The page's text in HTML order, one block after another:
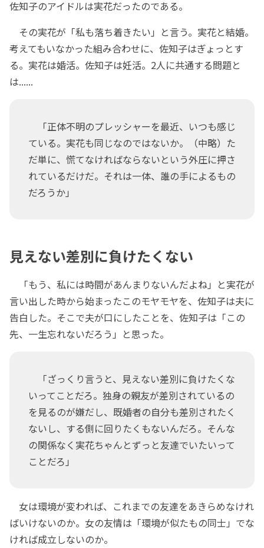
佐知子のアイドルは実花だったのである。
その実花が「私も落ち着きたい」と言う。実花と結婚。
考えてもいなかった組み合わせに、佐知子はぎょっとす
る。実花は婚活。佐知子は妊活。2人に共通する問題と
は......
「正体不明のプレッシャーを最近、いつも感じ
ている。実花も同じなのではないか。（中略）た
だ単に、慌てなければならないという外圧に押さ
れているだけだ。それは一体、誰の手によるもの
だろうか」
見えない差別に負けたくない
「もう、私には時間があんまりないんだよね」と実花が
言い出した時から始まったこのモヤモヤを、佐知子は夫に
告白した。そこで夫が口にしたことを、佐知子は「この
先、一生忘れないだろう」と思った。
「ざっくり言うと、見えない差別に負けたくな
いってことだろ。独身の親友が差別されているの
を見るのが嫌だし、既婚者の自分も差別されたく
ないし、する側に回りたくもないんだろ。そんな
の関係なく実花ちゃんとずっと友達でいたいって
ことだろ」
女は環境が変われば、これまでの友達をあきらめなけれ
ばいけないのか。女の友情は「環境が似たもの同士」でな
ければ成立しないのか。